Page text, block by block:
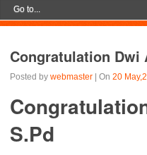
Congratulation Dwi
Posted bywebmaster | On20
S.Pd